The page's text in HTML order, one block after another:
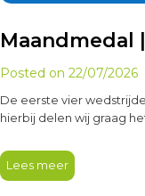
Maandmedal
Posted on 22/07/2026
De eerste vier
hierbij delen wij graag
Lees meer